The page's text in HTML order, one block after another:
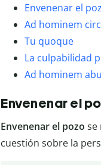
Envenenar el
Ad hominem
Tu quoque
La culpabilidad
Ad hominem
Envenenar el
Envenenar el pozo se
cuestión sobre la